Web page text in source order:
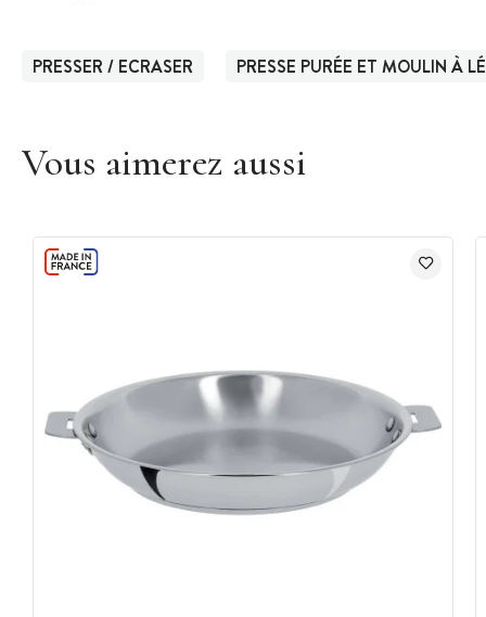
PRESSER / ECRASER PRESSE PURÉE ET MOULIN À
Vous aimerez aussi